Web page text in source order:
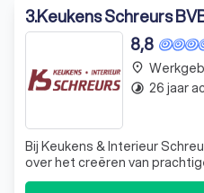
3.Keukens Schreurs
8,8
Bij Keukens & Interieur
over het creëren van
een meerwaarde bieden aan
place
timelapse 26 jaar